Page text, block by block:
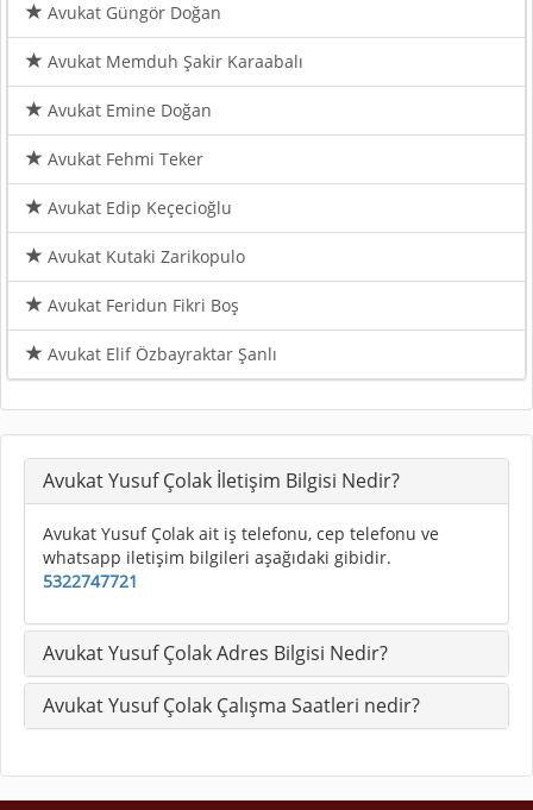
Avukat Güngör Doğan
Avukat Memduh Şakir Karaabalı
Avukat Emine Doğan
Avukat Fehmi Teker
Avukat Edip Keçecioğlu
Avukat Kutaki Zarikopulo
Avukat Feridun Fikri Boş
Avukat Elif Özbayraktar Şanlı
Avukat Yusuf Çolak İletişim Bilgisi Nedir?
Avukat Yusuf Çolak ait iş telefonu, cep telefonu ve
whatsapp iletişim bilgileri aşağıdaki gibidir.
5322747721
Avukat Yusuf Çolak Adres Bilgisi Nedir?
Avukat Yusuf Çolak Çalışma Saatleri nedir?